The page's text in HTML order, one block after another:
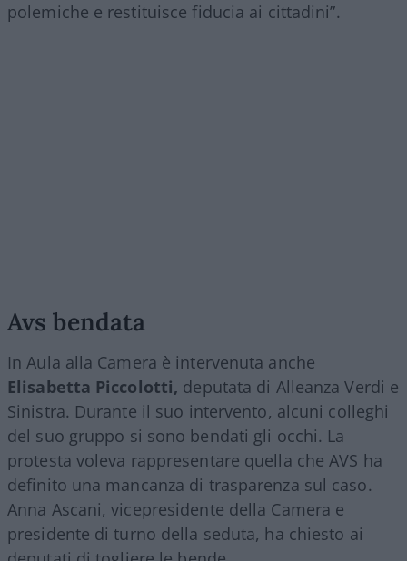
polemiche e restituisce fiducia ai cittadini”.
Avs bendata
In Aula alla Camera è intervenuta anche
Elisabetta Piccolotti, deputata di Alleanza Verdi e
Sinistra. Durante il suo intervento, alcuni colleghi
del suo gruppo si sono bendati gli occhi. La
protesta voleva rappresentare quella che AVS ha
definito una mancanza di trasparenza sul caso.
Anna Ascani, vicepresidente della Camera e
presidente di turno della seduta, ha chiesto ai